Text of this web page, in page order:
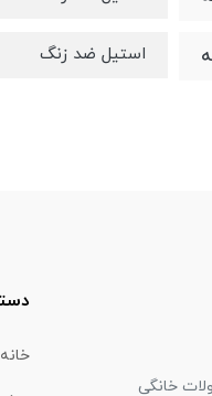
استیل ضد زنگ
خانگی
خانه